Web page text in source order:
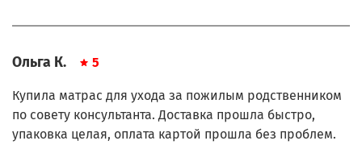
Ольга К. 5
Купила матрас для ухода за пожилым родственником
по совету консультанта. Доставка прошла быстро,
упаковка целая, оплата картой прошла без проблем.